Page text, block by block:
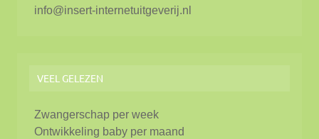
info@insert-internetuitgeverij.nl
VEEL GELEZEN
Zwangerschap per week
Ontwikkeling baby per maand